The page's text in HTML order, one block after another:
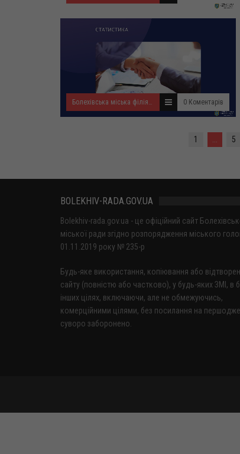
Болехівська міська філія Івано-Франківського ОЦЗ 0 Коментарів
1 ... 5
BOLEKHIV-RADA.GOV.UA
Bolekhiv-rada.gov.ua - це офіційний сайт
міської ради згідно розпорядження міського
01.11.2019 року № 235-р
Будь-яке використання, копіювання або
сайту (повністю або частково), у будь-яких ЗМІ, в
інших цілях, включаючи, але не обмежуючись,
комерційними цілями, без посилання на
суворо заборонено.